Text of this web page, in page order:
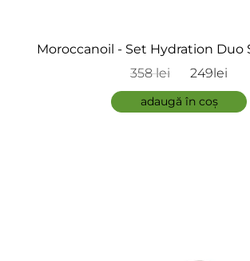
Moroccanoil - Set Hydration Duo
Conditioner 2x500ml
358 lei 249lei
adaugă în coș